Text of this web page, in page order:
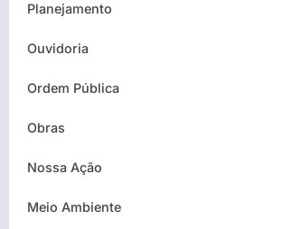
Planejamento
Ouvidoria
Ordem Pública
Obras
Nossa Ação
Meio Ambiente